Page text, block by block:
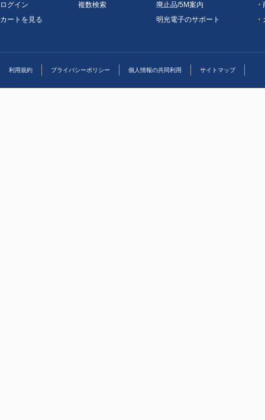
ログイン
カートを見る
複数検索
廃止品/5M案内
明光電子のサポート
・
・
利用規約 プライバシーポリシー 個人情報の共同利用 サイトマップ